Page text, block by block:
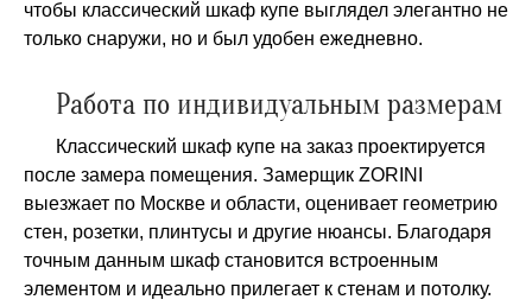
чтобы классический шкаф купе выглядел элегантно не
только снаружи, но и был удобен ежедневно.
Работа по индивидуальным размерам
Классический шкаф купе на заказ проектируется
после замера помещения. Замерщик ZORINI
выезжает по Москве и области, оценивает геометрию
стен, розетки, плинтусы и другие нюансы. Благодаря
точным данным шкаф становится встроенным
элементом и идеально прилегает к стенам и потолку.